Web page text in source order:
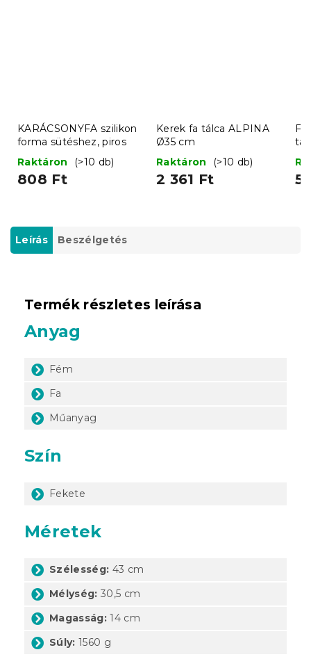
KARÁCSONYFA szilikon
forma sütéshez, piros
Raktáron
(>10 db)
808 Ft
Kerek fa tálca ALPINA
Ø35 cm
Raktáron
(>10 db)
2 361 Ft
Leírás Beszélgetés
Termék részletes leírása
Anyag
Fém
Fa
Műanyag
Szín
Fekete
Méretek
Szélesség: 43 cm
Mélység: 30,5 cm
Magasság: 14 cm
Súly: 1560 g